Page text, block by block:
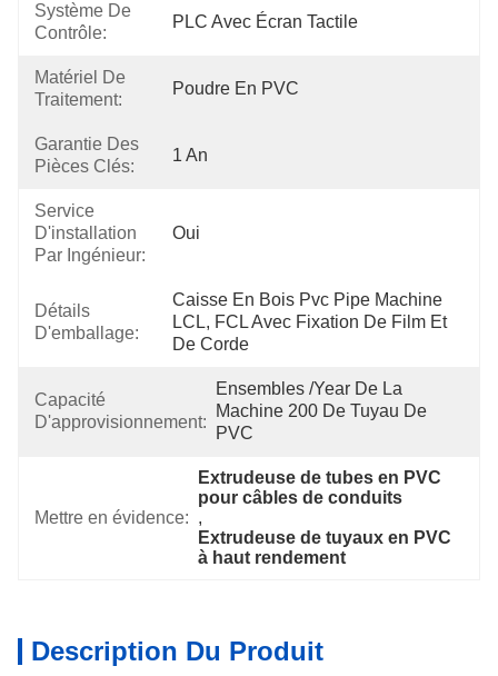
Système De
Contrôle:
PLC Avec Écran Tactile
Matériel De
Traitement:
Poudre En PVC
Garantie Des
Pièces Clés:
1 An
Service
D'installation
Par Ingénieur:
Oui
Détails
D'emballage:
Caisse En Bois Pvc Pipe Machine
LCL, FCL Avec Fixation De Film Et
De Corde
Capacité
D'approvisionnement:
Ensembles /year De La
Machine 200 De Tuyau De
PVC
Mettre en évidence:
Extrudeuse de tubes en PVC
pour câbles de conduits
,
Extrudeuse de tuyaux en PVC
à haut rendement
Description Du Produit